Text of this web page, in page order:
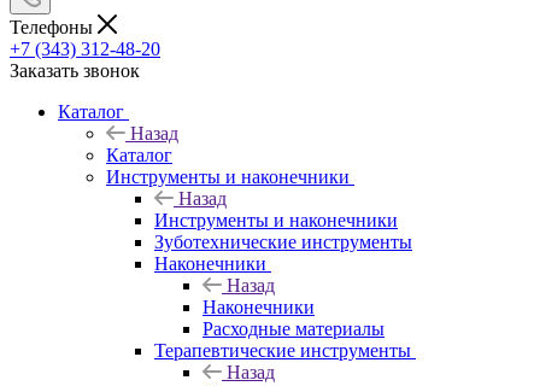
Телефоны
+7 (343) 312-48-20
Заказать звонок
Каталог
Назад
Каталог
Инструменты и наконечники
Назад
Инструменты и наконечники
Зуботехнические инструменты
Наконечники
Назад
Наконечники
Расходные материалы
Терапевтические инструменты
Назад